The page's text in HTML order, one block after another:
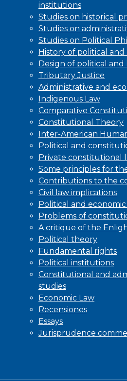
institutions
Studies on historical
Studies on
Studies on Political
History of political
Design of political
Tributary Justice
Administrative and
Indigenous Law
Comparative
Constitutional Theory
Inter-American
Political and
Private constitutional
Some principles for
Contributions to the
Civil law implications
Political and
Problems of
A critique of the
Political theory
Fundamental rights
Political institutions
Constitutional and
studies
Economic Law
Recensiones
Essays
Jurisprudence